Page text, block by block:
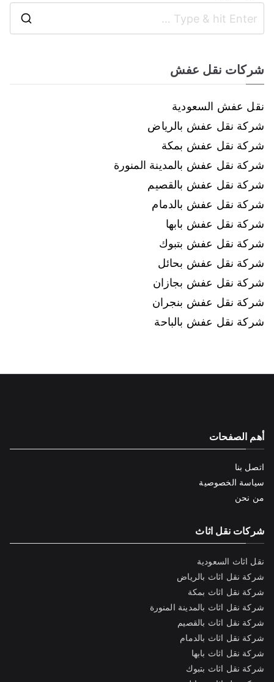
شركات نقل عفش
نقل عفش السعودية
شركة نقل عفش بالرياض
شركة نقل عفش بمكة
شركة نقل عفش بالمدينة المنورة
شركة نقل عفش بالقصيم
شركة نقل عفش بالدمام
شركة نقل عفش بابها
شركة نقل عفش بتبوك
شركة نقل عفش بحائل
شركة نقل عفش بجازان
شركة نقل عفش بنجران
شركة نقل عفش بالباحة
أهم الصفحات
اتصل بنا
سياسة الخصوصية
من نحن
شركات نقل اثاث
نقل اثاث السعودية
شركة نقل اثاث بالرياض
شركة نقل اثاث بمكة
شركة نقل اثاث بالمدينة المنورة
شركة نقل اثاث بالقصيم
شركة نقل اثاث بالدمام
شركة نقل اثاث بابها
شركة نقل اثاث بتبوك